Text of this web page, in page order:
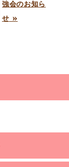
強会のお知ら
せ »